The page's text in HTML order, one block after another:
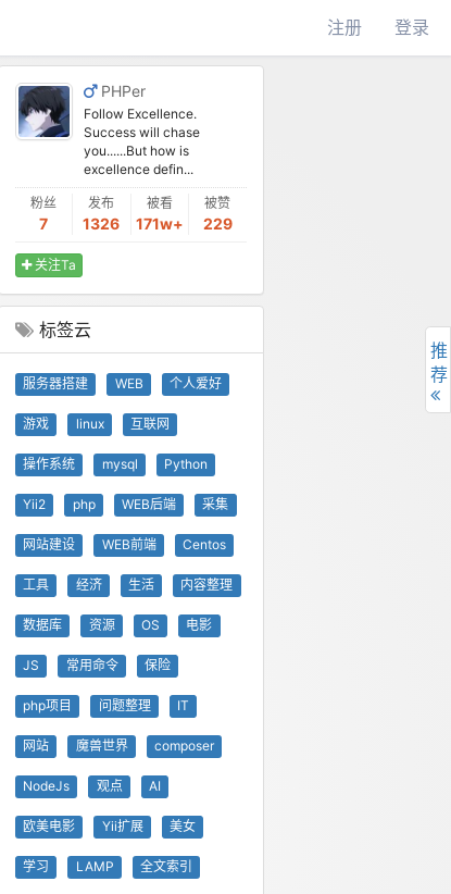
注册 登录
PHPer
Follow Excellence.
Success will chase
you......But how is
excellence defin...
粉丝
7
发布
1326
被看
171w+
被赞
229
关注Ta
标签云
服务器搭建 WEB 个人爱好
游戏 linux 互联网
操作系统 mysql Python
Yii2 php WEB后端 采集
网站建设 WEB前端 Centos
工具 经济 生活 内容整理
数据库 资源 OS 电影
JS 常用命令 保险
php项目 问题整理 IT
网站 魔兽世界 composer
NodeJs 观点 AI
欧美电影 Yii扩展 美女
学习 LAMP 全文索引
推
荐